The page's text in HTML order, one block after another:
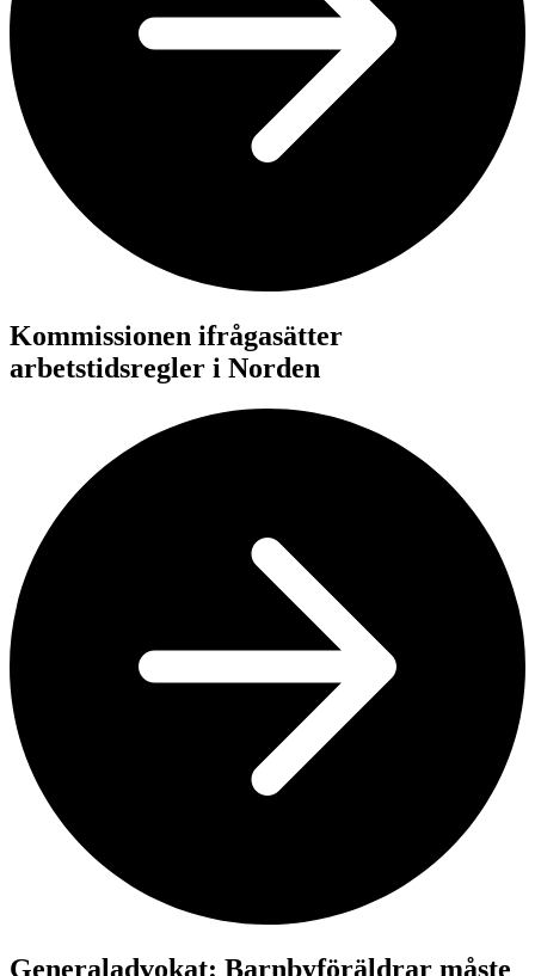
Kommissionen ifrågasätter
arbetstidsregler i Norden
Generaladvokat: Barnbyföräldrar måste